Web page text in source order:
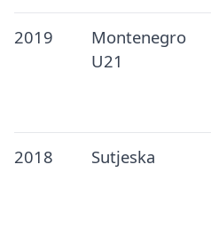
2019
Montenegro
U21
2018 Sutjeska